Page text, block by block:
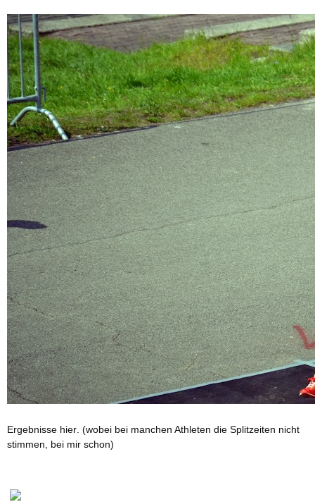
Ergebnisse hier. (wobei bei manchen Athleten die Splitzeiten nicht
stimmen, bei mir schon)